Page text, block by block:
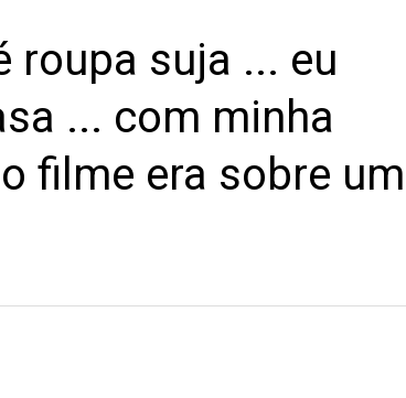
roupa suja ... eu
... com minha
filme era sobre um